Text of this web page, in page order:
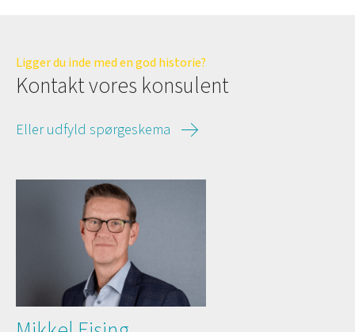
Ligger du inde med en god historie?
Kontakt vores konsulent
Eller udfyld spørgeskema